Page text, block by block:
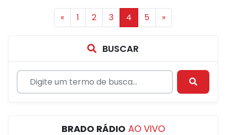
« 1 2 3 4 5 »
BUSCAR
BRADO RÁDIO AO VIVO